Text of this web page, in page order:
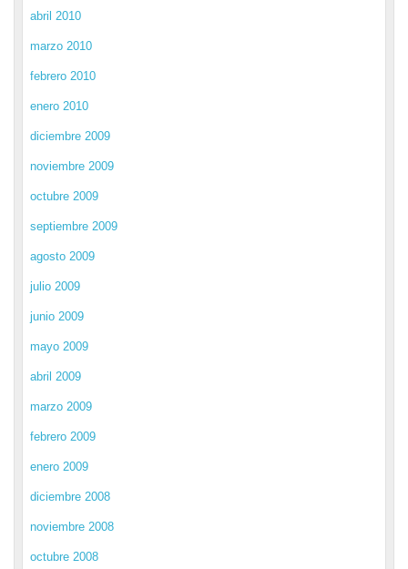
abril 2010
marzo 2010
febrero 2010
enero 2010
diciembre 2009
noviembre 2009
octubre 2009
septiembre 2009
agosto 2009
julio 2009
junio 2009
mayo 2009
abril 2009
marzo 2009
febrero 2009
enero 2009
diciembre 2008
noviembre 2008
octubre 2008